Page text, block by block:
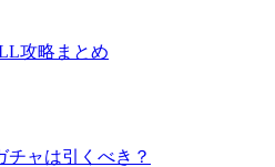
攻略まとめ
チャは引くべき？